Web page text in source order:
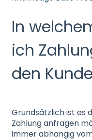
In
ich
den
Grundsätzlich ist es
Zahlung anfragen
immer abhängig